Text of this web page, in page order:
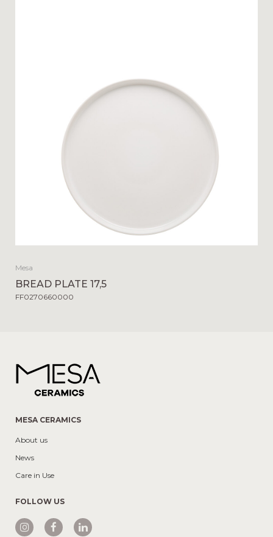
Mesa
BREAD PLATE 17,5
FF0270660000
MESA CERAMICS
About us
News
Care in Use
FOLLOW US